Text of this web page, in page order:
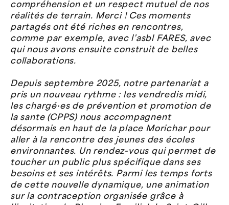
compréhension et un respect mutuel de nos
réalités de terrain. Merci ! Ces moments
partagés ont été riches en rencontres,
comme par exemple, avec l’asbl FARES, avec
qui nous avons ensuite construit de belles
collaborations.
Depuis septembre 2025, notre partenariat a
pris un nouveau rythme : les vendredis midi,
les chargé·es de prévention et promotion de
la sante (CPPS) nous accompagnent
désormais en haut de la place Morichar pour
aller à la rencontre des jeunes des écoles
environnantes. Un rendez-vous qui permet de
toucher un public plus spécifique dans ses
besoins et ses intérêts. Parmi les temps forts
de cette nouvelle dynamique, une animation
sur la contraception organisée grâce à